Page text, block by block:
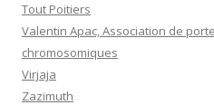
Tout Poitiers
Valentin Apac, Association de
chromosomiques
Virjaja
Zazimuth